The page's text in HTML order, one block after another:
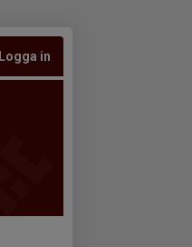
Logga in